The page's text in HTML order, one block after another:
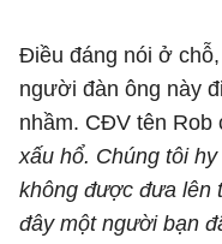
Điều đáng nói ở
người đàn ông này
nhầm. CĐV tên Rob
xấu hổ. Chúng tôi
không được đưa lên
đây một người bạn